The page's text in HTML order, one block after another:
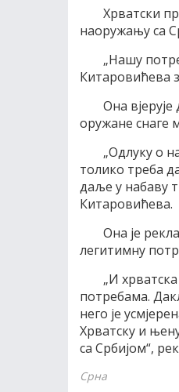
Хрватски
наоружању са
„Нашу
Китаровићева
Она
оружане снаге
„Одлуку о
толико треба
даље у набаву
Китаровићева.
Она је
легитимну
„И
потребама.
него је
Хрватску и
са Србијом“,
Срна